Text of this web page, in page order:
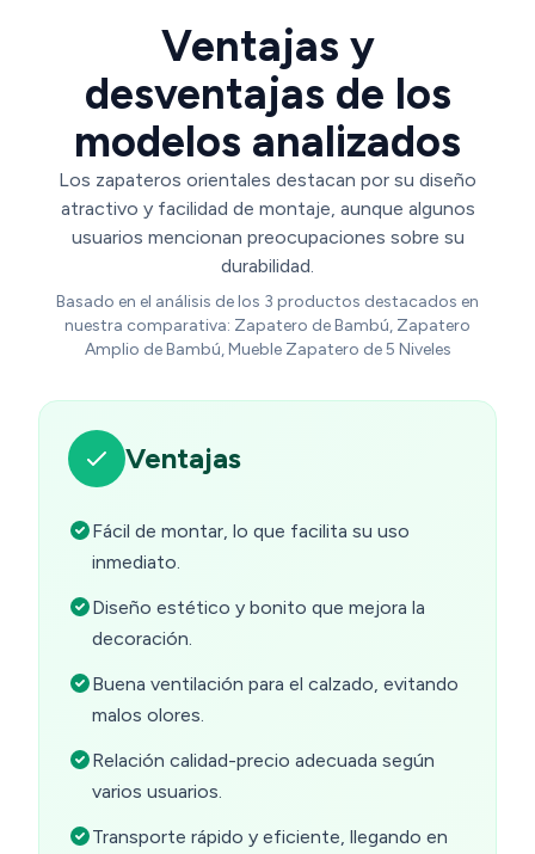
Ventajas y
desventajas de los
modelos analizados
Los zapateros orientales destacan por su diseño
atractivo y facilidad de montaje, aunque algunos
usuarios mencionan preocupaciones sobre su
durabilidad.
Basado en el análisis de los 3 productos destacados en
nuestra comparativa: Zapatero de Bambú, Zapatero
Amplio de Bambú, Mueble Zapatero de 5 Niveles
Ventajas
Fácil de montar, lo que facilita su uso
inmediato.
Diseño estético y bonito que mejora la
decoración.
Buena ventilación para el calzado, evitando
malos olores.
Relación calidad-precio adecuada según
varios usuarios.
Transporte rápido y eficiente, llegando en